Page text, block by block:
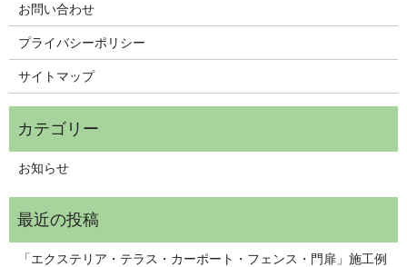
お問い合わせ
プライバシーポリシー
サイトマップ
お知らせ
「エクステリア・テラス・カーポート・フェンス・門扉」施工例